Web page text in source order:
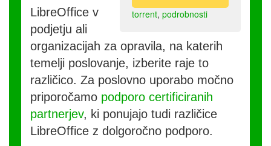
torrent, podrobnosti
LibreOffice v
podjetju ali
organizacijah za opravila, na katerih
temelji poslovanje, izberite raje to
različico. Za poslovno uporabo močno
priporočamo podporo certificiranih
partnerjev, ki ponujajo tudi različice
LibreOffice z dolgoročno podporo.